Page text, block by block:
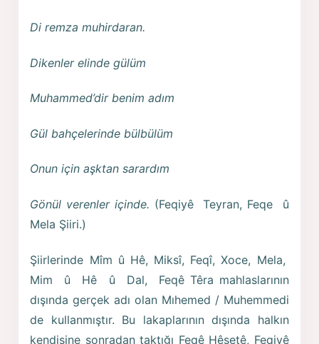
Di remza muhirdaran.
Dikenler elinde gülüm
Muhammed’dir benim adım
Gül bahçelerinde bülbülüm
Onun için aşktan sarardım
Gönül verenler içinde. (Feqiyê Teyran, Feqe û
Mela Şiiri.)
Şiirlerinde Mîm û Hê, Miksî, Feqî, Xoce, Mela,
Mim û Hê û Dal, Feqê Têra mahlaslarının
dışında gerçek adı olan Mıhemed / Muhemmedi
de kullanmıştır. Bu lakaplarının dışında halkın
kendisine sonradan taktığı Feqê Hêşetê, Feqiyê